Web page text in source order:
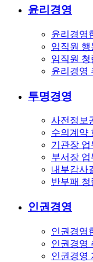
윤리경영
윤리경영
임직원 행
임직원 청
윤리경영
투명경영
사전정보
수의계약
기관장 업
부서장 업
내부감사
반부패 청
인권경영
인권경영
인권경영
인권경영